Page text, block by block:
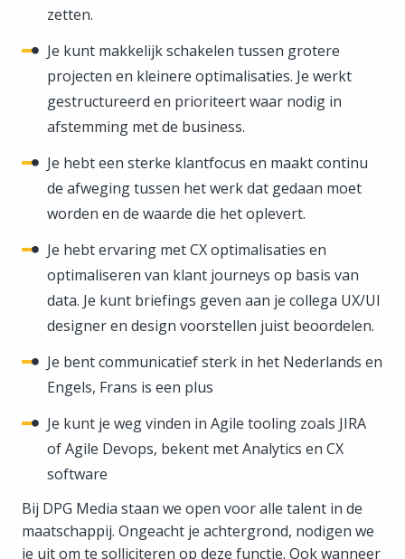
zetten.
Je kunt makkelijk schakelen tussen grotere
projecten en kleinere optimalisaties. Je werkt
gestructureerd en prioriteert waar nodig in
afstemming met de business.
Je hebt een sterke klantfocus en maakt continu
de afweging tussen het werk dat gedaan moet
worden en de waarde die het oplevert.
Je hebt ervaring met CX optimalisaties en
optimaliseren van klant journeys op basis van
data. Je kunt briefings geven aan je collega UX/UI
designer en design voorstellen juist beoordelen.
Je bent communicatief sterk in het Nederlands en
Engels, Frans is een plus
Je kunt je weg vinden in Agile tooling zoals JIRA
of Agile Devops, bekent met Analytics en CX
software
Bij DPG Media staan we open voor alle talent in de
maatschappij. Ongeacht je achtergrond, nodigen we
je uit om te solliciteren op deze functie. Ook wanneer